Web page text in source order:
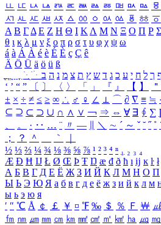
ㅥ ㅦ ㅧ ㅨ ㅩ ㅪ ㅫ ㅬ ㅭ ㅮ ㅯ ㅰ ㅱ
ㅺ ㅻ ㅼ ㅽ ㅾ ㅿ ㆀ ㆁ ㆂ ㆃ ㆄ ㆅ ㆆ
Α Β ΓΔ Ε Ζ Η Θ Ι ΚΛ Μ Ν Ξ Ο Π Ρ Σ
θ ι κ λ μ ν ξ ο π ρ σ τ υ φ χ ψ ω
á à Á À é è É È ç Ç ê
Ä Ö Ü ä ö ü ß
ִֶֹ ֻּ ׁׂ ף ך ל ח י ע כ ג ד ש ץ ת צ מ נ ה ב
‘ ’ “ ” 〔 〕 〈 〉 「 」 『 』 【 】 ＂
± × ÷ ≠ ≤ ≥ ∞ ∴ ♂ ♀ ∠ ⊥ ⌒ ∂ ∇ ≡ ≒
⊆ ⊇ ⊂ ⊃ ∪ ∩ ∧ ∨ ￢ ⇒ ⇔ ∀ ∃ ∮ ∑
、
。 · ‥ … ¨ 〃 ― ＼ ∼ ´ ～ ˇ ˘ ˝ ˚ ˙
；
？ ＾ ｀
½ ⅓ ⅔ ¼ ¾ ⅛ ⅜ ⅝ ⅞ ¹ ² ³ ⁴ ⁿ ₁ ₂ ₃ ₄
Æ Ð Ħ Ĳ Ł Ø Œ Þ Ŧ Ŋ æ đ ð ħ ı ĳ ĸ ŀ ł
А Б В Г Д Е Ё Ж З И Й К Л М Н О П
Ы Ь Э Ю Я а б в г д е ё ж з и й к л м
ы ь э ю я
′ ″ ℃ Å ￠ ￡ ￥ ¤ ℉ ‰ ＄ ％ Ｆ ￦ ㎕
㎙ ㎚ ㎛ ㎜ ㎝ ㎞ ㎟ ㎠ ㎡ ㎢ ㏊ ㎍ ㎎